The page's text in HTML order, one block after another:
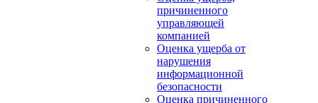
причиненного
управляющей
компанией
Оценка ущерба от
нарушения
информационной
безопасности
Оценка причиненного